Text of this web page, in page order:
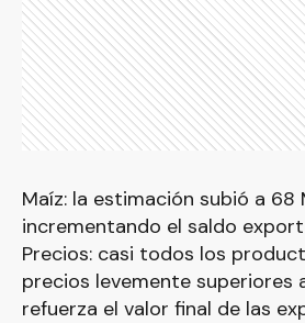
Maíz: la estimación subió a
incrementando el saldo
Precios: casi todos los
precios levemente superiores
refuerza el valor final de las